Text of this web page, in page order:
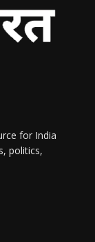
for India
politics,